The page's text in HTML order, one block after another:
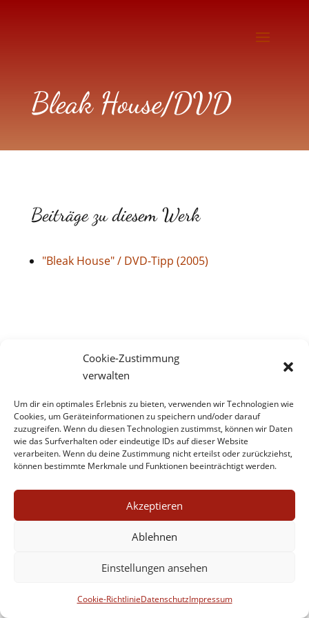
Cookie-Zustimmung
verwalten
Um dir ein optimales Erlebnis zu bieten, verwenden wir Technologien wie
Cookies, um Geräteinformationen zu speichern und/oder darauf
zuzugreifen. Wenn du diesen Technologien zustimmst, können wir Daten
wie das Surfverhalten oder eindeutige IDs auf dieser Website
verarbeiten. Wenn du deine Zustimmung nicht erteilst oder zurückziehst,
können bestimmte Merkmale und Funktionen beeinträchtigt werden.
Akzeptieren
Ablehnen
Einstellungen ansehen
Cookie-RichtlinieDatenschutzImpressum
Bleak House/DVD
Beiträge zu diesem Werk
"Bleak House" / DVD-Tipp (2005)
Impressum Datenschutz
Kontakt
Werbe- und Affiliate-Links
Cookie-Richtlinie (EU)